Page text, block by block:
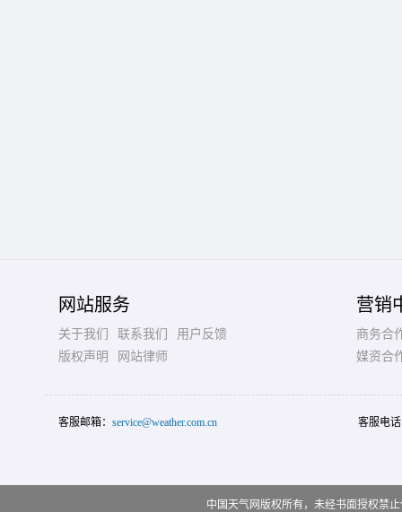
网站服务
关于我们 联系我们
用户反馈
版权声明
网站律师
营销
商务合
媒资合
客服邮箱： service@weather.com.cn 客服电
中国天气网版权所有，未经书面授权